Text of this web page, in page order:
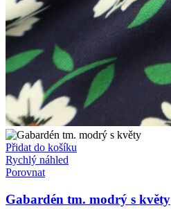
Přidat do košíku
Rychlý náhled
Porovnat
Gabardén tm. modrý s květy